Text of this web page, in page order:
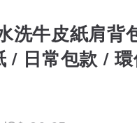
洗牛皮紙肩背
/ 日常包款 /